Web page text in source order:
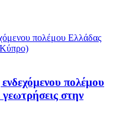
ενδεχόμενου πολέμου
στην